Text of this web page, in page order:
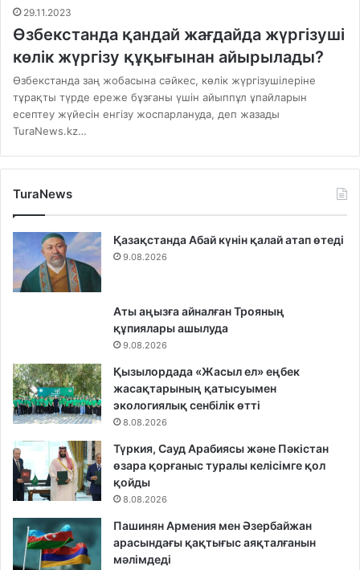
29.11.2023
Өзбекстанда қандай жағдайда жүргізуші
көлік жүргізу құқығынан айырылады?
Өзбекстанда заң жобасына сәйкес, көлік жүргізушілеріне
тұрақты түрде ереже бұзғаны үшін айыппұл ұпайларын
есептеу жүйесін енгізу жоспарлануда, деп жазады
TuraNews.kz…
TuraNews
Қазақстанда Абай күнін қалай атап өтеді
9.08.2026
Аты аңызға айналған Трояның
құпиялары ашылуда
9.08.2026
Қызылордада «Жасыл ел» еңбек
жасақтарының қатысуымен
экологиялық сенбілік өтті
8.08.2026
Түркия, Сауд Арабиясы және Пәкістан
өзара қорғаныс туралы келісімге қол
қойды
8.08.2026
Пашинян Армения мен Әзербайжан
арасындағы қақтығыс аяқталғанын
мәлімдеді